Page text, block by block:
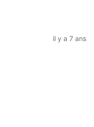
il y a 7 ans